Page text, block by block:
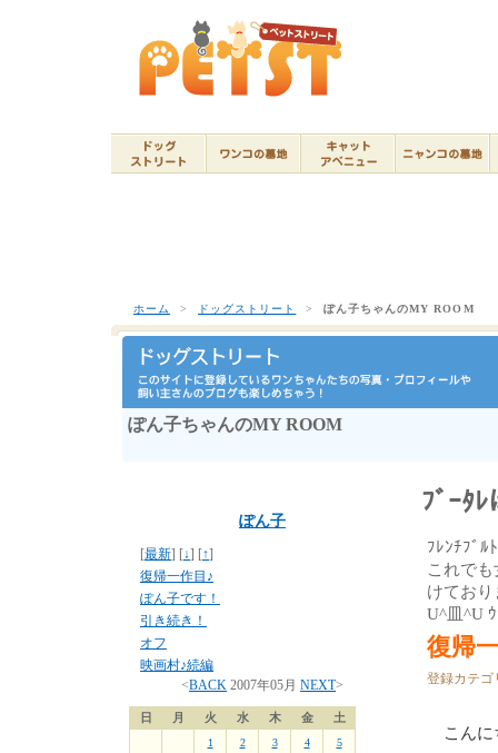
ホーム > ドッグストリート > ぽん子ちゃんのMY ROOM
ぽん子ちゃんのMY ROOM
ぽん子
[最新] [↓] [↑]
復帰一作目♪
ぽん子です！
引き続き！
オフ
映画村♪続編
<BACK 2007年05月 NEXT>
日 月 火 水 木 金 土
1 2 3 4 5
ﾌﾞｰﾀ
ﾌﾚﾝﾁﾌﾞﾙ
これで
けてお
U^皿^U
復帰
登録カテゴ
こんに